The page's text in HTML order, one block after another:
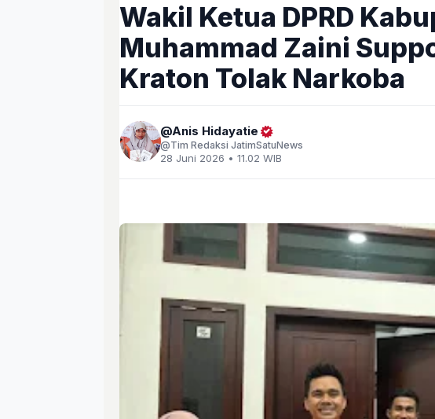
Wakil Ketua DPRD
Muhammad Zaini
Kraton Tolak Narkoba
Anis Hidayatie
Tim Redaksi JatimSatuNews
28 Juni 2026 • 11.02 WIB